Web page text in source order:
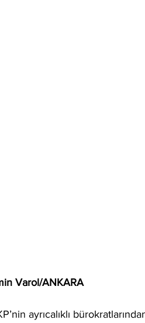
Varol/ANKARA
ayrıcalıklı